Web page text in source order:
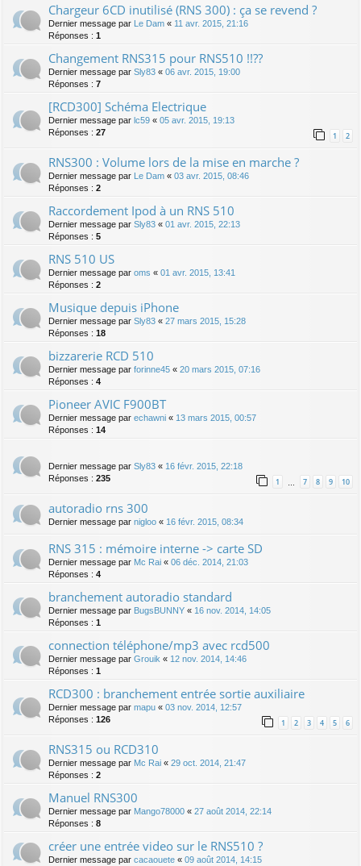
Chargeur 6CD inutilisé (RNS 300) : ça se revend ?
Dernier message par Le Dam « 11 avr. 2015, 21:16
Réponses : 1
Changement RNS315 pour RNS510 !!??
Dernier message par Sly83 « 06 avr. 2015, 19:00
Réponses : 7
[RCD300] Schéma Electrique
Dernier message par lc59 « 05 avr. 2015, 19:13
Réponses : 27 1 2
RNS300 : Volume lors de la mise en marche ?
Dernier message par Le Dam « 03 avr. 2015, 08:46
Réponses : 2
Raccordement Ipod à un RNS 510
Dernier message par Sly83 « 01 avr. 2015, 22:13
Réponses : 5
RNS 510 US
Dernier message par oms « 01 avr. 2015, 13:41
Réponses : 2
Musique depuis iPhone
Dernier message par Sly83 « 27 mars 2015, 15:28
Réponses : 18
bizzarerie RCD 510
Dernier message par forinne45 « 20 mars 2015, 07:16
Réponses : 4
Pioneer AVIC F900BT
Dernier message par echawni « 13 mars 2015, 00:57
Réponses : 14
Dernier message par Sly83 « 16 févr. 2015, 22:18
Réponses : 235 1 … 7 8 9 10
autoradio rns 300
Dernier message par nigloo « 16 févr. 2015, 08:34
RNS 315 : mémoire interne -> carte SD
Dernier message par Mc Rai « 06 déc. 2014, 21:03
Réponses : 4
branchement autoradio standard
Dernier message par BugsBUNNY « 16 nov. 2014, 14:05
Réponses : 1
connection téléphone/mp3 avec rcd500
Dernier message par Grouik « 12 nov. 2014, 14:46
Réponses : 1
RCD300 : branchement entrée sortie auxiliaire
Dernier message par mapu « 03 nov. 2014, 12:57
Réponses : 126 1 2 3 4 5 6
RNS315 ou RCD310
Dernier message par Mc Rai « 29 oct. 2014, 21:47
Réponses : 2
Manuel RNS300
Dernier message par Mango78000 « 27 août 2014, 22:14
Réponses : 8
créer une entrée video sur le RNS510 ?
Dernier message par cacaouete « 09 août 2014, 14:15